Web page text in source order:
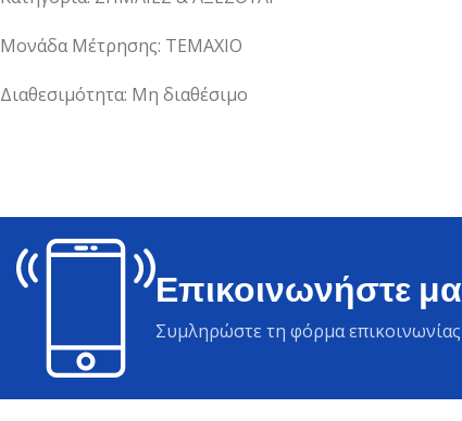
Μονάδα Μέτρησης: ΤΕΜΑΧΙΟ
Διαθεσιμότητα: Μη διαθέσιμο
Επικοινωνήστε
Συμληρώστε τη φόρμα